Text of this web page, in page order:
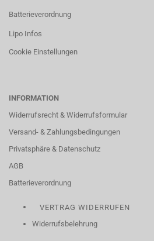
Batterieverordnung
Lipo Infos
Cookie Einstellungen
INFORMATION
Widerrufsrecht & Widerrufsformular
Versand- & Zahlungsbedingungen
Privatsphäre & Datenschutz
AGB
Batterieverordnung
VERTRAG WIDERRUFEN
Widerrufsbelehrung